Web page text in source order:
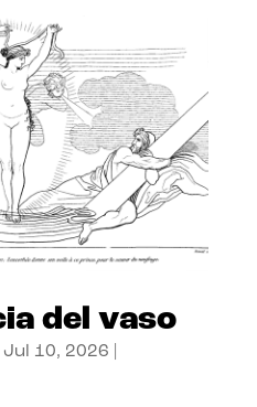
del vaso
Jul 10, 2026